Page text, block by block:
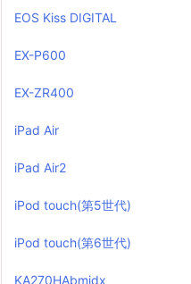
EOS Kiss DIGITAL
EX-P600
EX-ZR400
iPad Air
iPad Air2
iPod touch(第5世代)
iPod touch(第6世代)
KA270HAbmidx